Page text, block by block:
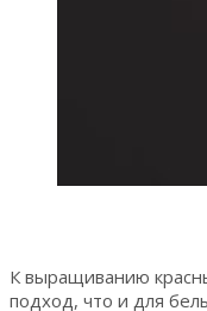
К выращиванию
подход, что и для